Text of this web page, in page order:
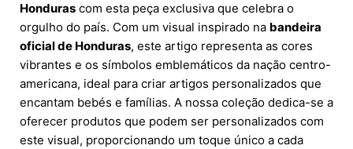
Honduras com esta peça exclusiva que celebra o
orgulho do país. Com um visual inspirado na bandeira
oficial de Honduras, este artigo representa as cores
vibrantes e os símbolos emblemáticos da nação centro-
americana, ideal para criar artigos personalizados que
encantam bebés e famílias. A nossa coleção dedica-se a
oferecer produtos que podem ser personalizados com
este visual, proporcionando um toque único a cada